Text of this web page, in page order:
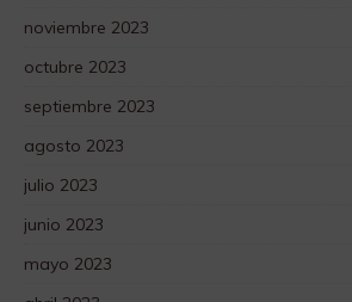
noviembre 2023
octubre 2023
septiembre 2023
agosto 2023
julio 2023
junio 2023
mayo 2023